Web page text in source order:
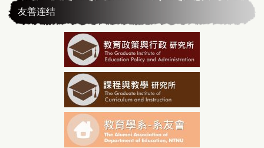
友善连结